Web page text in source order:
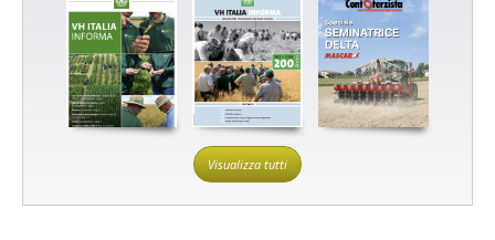
Visualizza tutti